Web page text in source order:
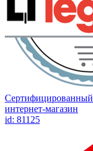
Сертифицированный
интернет-магазин
id: 81125